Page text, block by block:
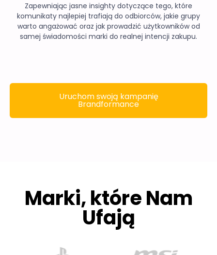
Zapewniając jasne insighty dotyczące tego, które
komunikaty najlepiej trafiają do odbiorców, jakie grupy
warto angażować oraz jak prowadzić użytkowników od
samej świadomości marki do realnej intencji zakupu.
Uruchom swoją kampanię
Brandformance
Marki, które Nam
Ufają